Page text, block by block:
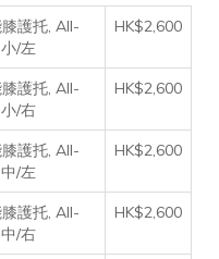
護托, All-
/左
HK$2,600
護托, All-
/右
HK$2,600
護托, All-
/左
HK$2,600
護托, All-
/右
HK$2,600